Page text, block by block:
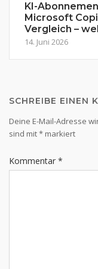
KI-
Microsoft
Vergleich –
14. Juni 2026
SCHREIBE EINEN
Deine E-Mail-Adresse
sind mit* markiert
Kommentar *